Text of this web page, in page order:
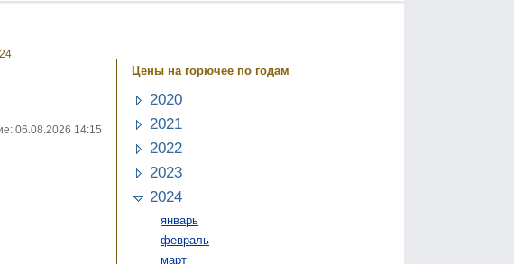
06.08.2026 14:15
Цены на горючее по годам
2020
2021
2022
2023
2024
январь
февраль
март